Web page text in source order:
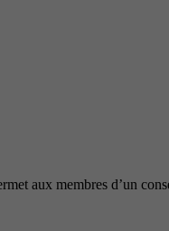
aux membres d’un